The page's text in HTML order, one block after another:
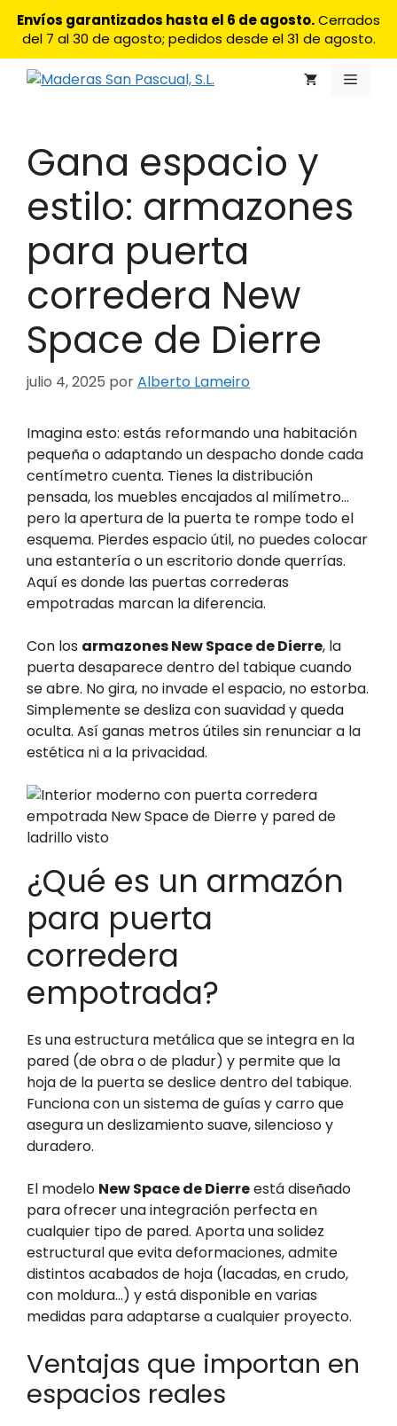
Envíos garantizados hasta el 6 de agosto.Cerrados
del 7 al 30 de agosto; pedidos desde el 31 de agosto.
Menú
Gana espacio y
estilo: armazones
para puerta
corredera New
Space de Dierre
julio 4, 2025 porAlberto Lameiro
Imagina esto: estás reformando una habitación
pequeña o adaptando un despacho donde cada
centímetro cuenta. Tienes la distribución
pensada, los muebles encajados al milímetro…
pero la apertura de la puerta te rompe todo el
esquema. Pierdes espacio útil, no puedes colocar
una estantería o un escritorio donde querrías.
Aquí es donde las puertas correderas
empotradas marcan la diferencia.
Con los armazones New Space de Dierre, la
puerta desaparece dentro del tabique cuando
se abre. No gira, no invade el espacio, no estorba.
Simplemente se desliza con suavidad y queda
oculta. Así ganas metros útiles sin renunciar a la
estética ni a la privacidad.
¿Qué es un armazón
para puerta
corredera
empotrada?
Es una estructura metálica que se integra en la
pared (de obra o de pladur) y permite que la
hoja de la puerta se deslice dentro del tabique.
Funciona con un sistema de guías y carro que
asegura un deslizamiento suave, silencioso y
duradero.
El modelo New Space de Dierreestá diseñado
para ofrecer una integración perfecta en
cualquier tipo de pared. Aporta una solidez
estructural que evita deformaciones, admite
distintos acabados de hoja (lacadas, en crudo,
con moldura…) y está disponible en varias
medidas para adaptarse a cualquier proyecto.
Ventajas que importan en
espacios reales